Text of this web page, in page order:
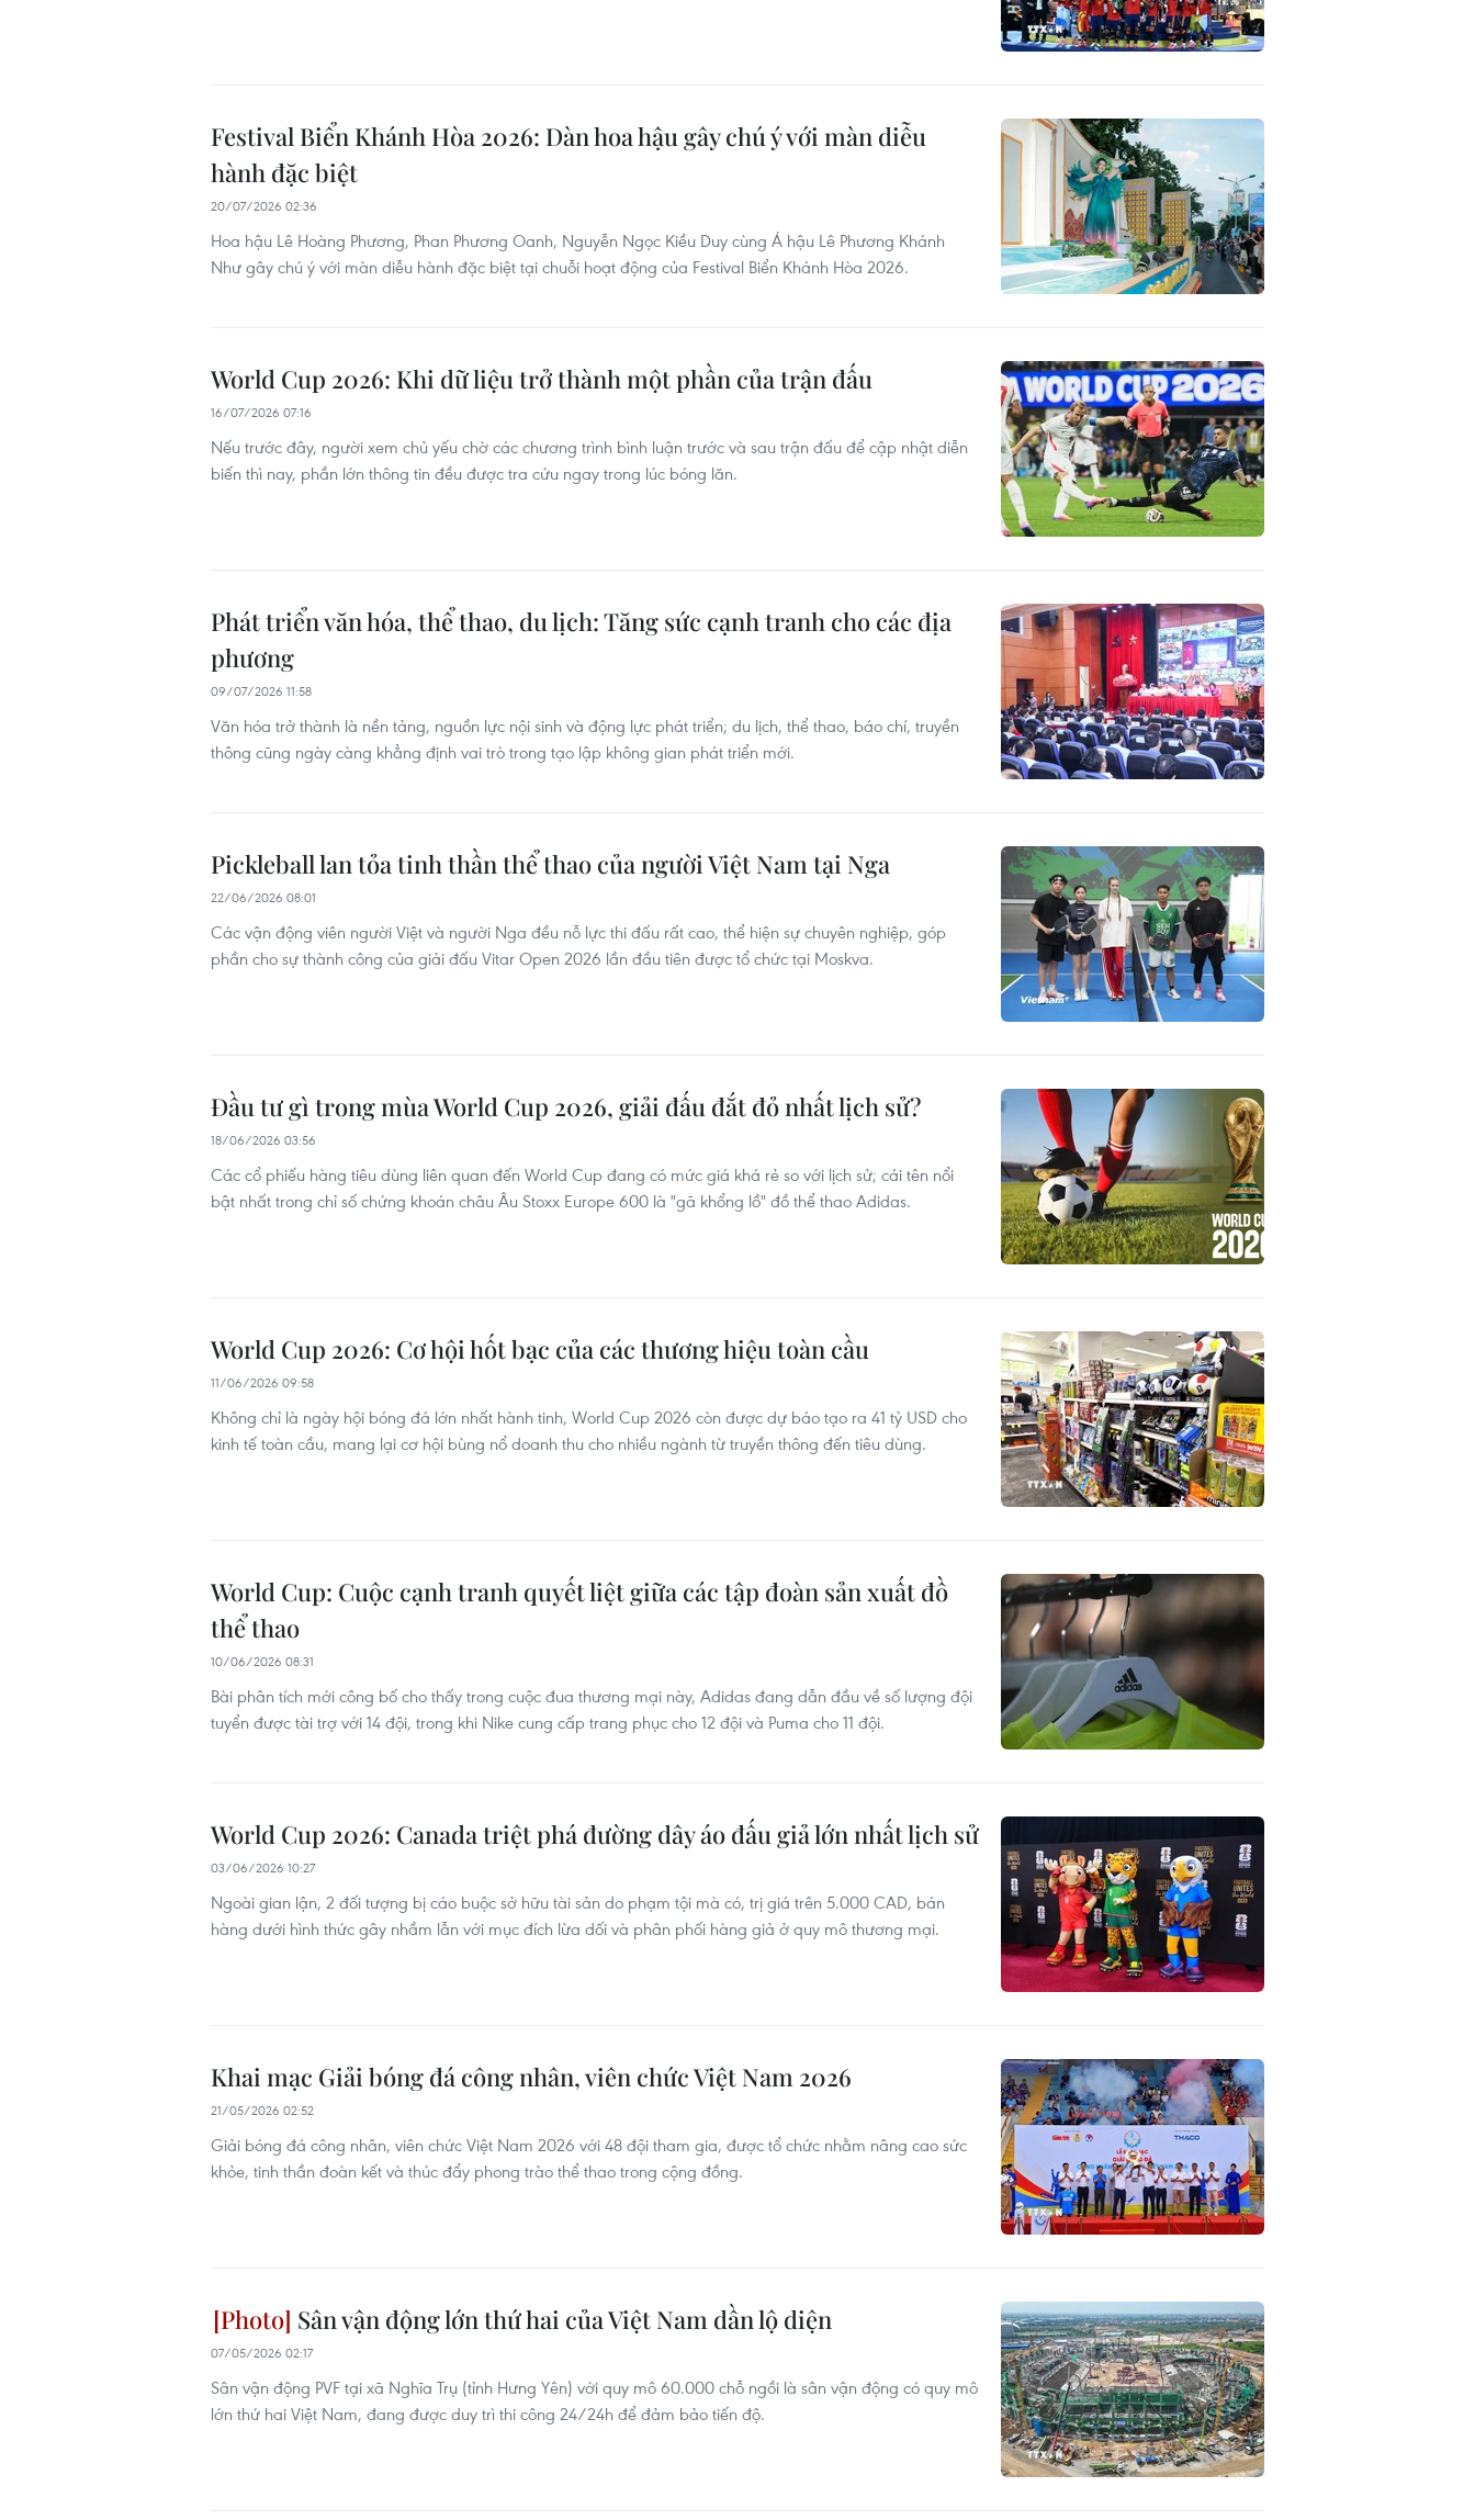
Festival Biển Khánh Hòa 2026: Dàn hoa hậu gây chú ý với màn diễu
hành đặc biệt
20/07/2026 02:36
Hoa hậu Lê Hoàng Phương, Phan Phương Oanh, Nguyễn Ngọc Kiều Duy cùng Á hậu Lê Phương Khánh
Như gây chú ý với màn diễu hành đặc biệt tại chuỗi hoạt động của Festival Biển Khánh Hòa 2026.
World Cup 2026: Khi dữ liệu trở thành một phần của trận đấu
16/07/2026 07:16
Nếu trước đây, người xem chủ yếu chờ các chương trình bình luận trước và sau trận đấu để cập nhật diễn
biến thì nay, phần lớn thông tin đều được tra cứu ngay trong lúc bóng lăn.
Phát triển văn hóa, thể thao, du lịch: Tăng sức cạnh tranh cho các địa
phương
09/07/2026 11:58
Văn hóa trở thành là nền tảng, nguồn lực nội sinh và động lực phát triển; du lịch, thể thao, báo chí, truyền
thông cũng ngày càng khẳng định vai trò trong tạo lập không gian phát triển mới.
Pickleball lan tỏa tinh thần thể thao của người Việt Nam tại Nga
22/06/2026 08:01
Các vận động viên người Việt và người Nga đều nỗ lực thi đấu rất cao, thể hiện sự chuyên nghiệp, góp
phần cho sự thành công của giải đấu Vitar Open 2026 lần đầu tiên được tổ chức tại Moskva.
Đầu tư gì trong mùa World Cup 2026, giải đấu đắt đỏ nhất lịch sử?
18/06/2026 03:56
Các cổ phiếu hàng tiêu dùng liên quan đến World Cup đang có mức giá khá rẻ so với lịch sử; cái tên nổi
bật nhất trong chỉ số chứng khoán châu Âu Stoxx Europe 600 là "gã khổng lồ" đồ thể thao Adidas.
World Cup 2026: Cơ hội hốt bạc của các thương hiệu toàn cầu
11/06/2026 09:58
Không chỉ là ngày hội bóng đá lớn nhất hành tinh, World Cup 2026 còn được dự báo tạo ra 41 tỷ USD cho
kinh tế toàn cầu, mang lại cơ hội bùng nổ doanh thu cho nhiều ngành từ truyền thông đến tiêu dùng.
World Cup: Cuộc cạnh tranh quyết liệt giữa các tập đoàn sản xuất đồ
thể thao
10/06/2026 08:31
Bài phân tích mới công bố cho thấy trong cuộc đua thương mại này, Adidas đang dẫn đầu về số lượng đội
tuyển được tài trợ với 14 đội, trong khi Nike cung cấp trang phục cho 12 đội và Puma cho 11 đội.
World Cup 2026: Canada triệt phá đường dây áo đấu giả lớn nhất lịch sử
03/06/2026 10:27
Ngoài gian lận, 2 đối tượng bị cáo buộc sở hữu tài sản do phạm tội mà có, trị giá trên 5.000 CAD, bán
hàng dưới hình thức gây nhầm lẫn với mục đích lừa dối và phân phối hàng giả ở quy mô thương mại.
Khai mạc Giải bóng đá công nhân, viên chức Việt Nam 2026
21/05/2026 02:52
Giải bóng đá công nhân, viên chức Việt Nam 2026 với 48 đội tham gia, được tổ chức nhằm nâng cao sức
khỏe, tinh thần đoàn kết và thúc đẩy phong trào thể thao trong cộng đồng.
Sân vận động lớn thứ hai của Việt Nam dần lộ diện
07/05/2026 02:17
Sân vận động PVF tại xã Nghĩa Trụ (tỉnh Hưng Yên) với quy mô 60.000 chỗ ngồi là sân vận động có quy mô
lớn thứ hai Việt Nam, đang được duy trì thi công 24/24h để đảm bảo tiến độ.